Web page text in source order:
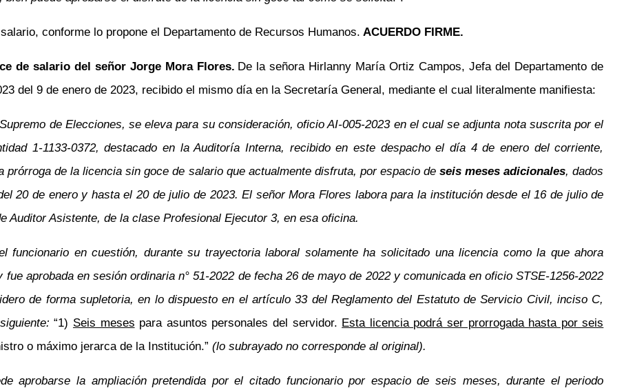
conforme lo propone el Departamento de Recursos Humanos. ACUERDO FIRME.
de salario del señor Jorge Mora Flores. De la señora Hirlanny María Ortiz Campos, Jefa del Departamento de
del 9 de enero de 2023, recibido el mismo día en la Secretaría General, mediante el cual literalmente manifiesta:
de Elecciones, se eleva para su consideración, oficio AI-005-2023 en el cual se adjunta nota suscrita por el
1-1133-0372, destacado en la Auditoría Interna, recibido en este despacho el día 4 de enero del corriente,
prórroga de la licencia sin goce de salario que actualmente disfruta, por espacio deseis meses adicionales, dados
20 de enero y hasta el 20 de julio de 2023. El señor Mora Flores labora para la institución desde el 16 de julio de
Auditor Asistente, de la clase Profesional Ejecutor 3, en esa oficina.
funcionario en cuestión, durante su trayectoria laboral solamente ha solicitado una licencia como la que ahora
aprobada en sesión ordinaria n° 51-2022 de fecha 26 de mayo de 2022 y comunicada en oficio STSE-1256-2022
de forma supletoria, en lo dispuesto en el artículo 33 del Reglamento del Estatuto de Servicio Civil, inciso C,
“1) Seis meses para asuntos personales del servidor. Esta licencia podrá ser prorrogada hasta por seis
o máximo jerarca de la Institución.”(lo subrayado no corresponde al original).
aprobarse la ampliación pretendida por el citado funcionario por espacio de seis meses, durante el periodo